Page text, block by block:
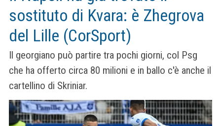
sostituto di Kvara: è Zhegrova
del Lille (CorSport)
Il georgiano può partire tra pochi giorni, col Psg
che ha offerto circa 80 milioni e in ballo c'è anche il
cartellino di Skriniar.